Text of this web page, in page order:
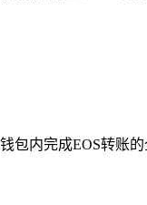
包内完成EOS转账